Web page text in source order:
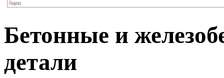
Бетонные и
детали